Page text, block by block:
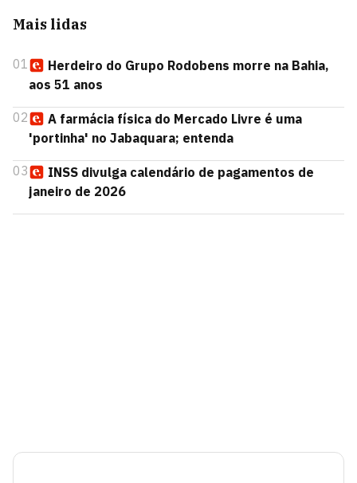
Mais lidas
01
Herdeiro do Grupo Rodobens morre na Bahia,
aos 51 anos
02
A farmácia física do Mercado Livre é uma
'portinha' no Jabaquara; entenda
03
INSS divulga calendário de pagamentos de
janeiro de 2026